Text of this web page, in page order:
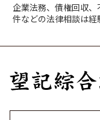
企業法務、債権回収
件などの法律相談は